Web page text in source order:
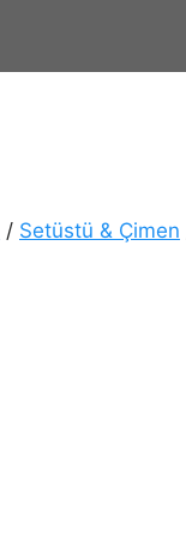
/ Setüstü & Çimen